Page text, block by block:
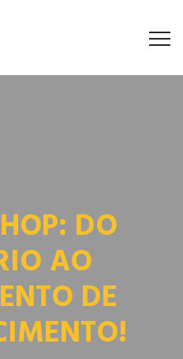
DO
AO
DE